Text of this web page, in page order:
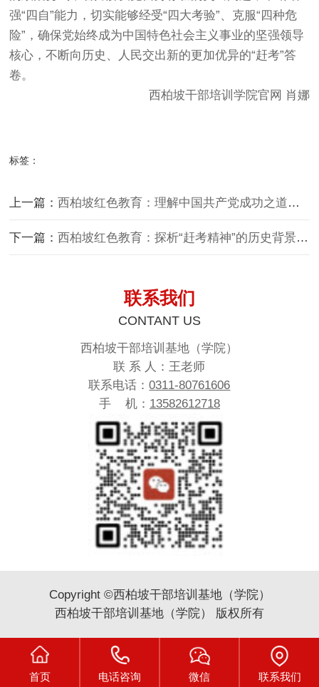
强“四自”能力，切实能够经受“四大考验”、克服“四种危
险”，确保党始终成为中国特色社会主义事业的坚强领导
核心，不断向历史、人民交出新的更加优异的“赶考”答
卷。
西柏坡干部培训学院官网 肖娜
标签：
上一篇：西柏坡红色教育：理解中国共产党成功之道的一把钥匙
下一篇：西柏坡红色教育：探析“赶考精神”的历史背景及其科学内涵
联系我们
CONTANT US
西柏坡干部培训基地（学院）
联 系 人：王老师
联系电话：0311-80761606
手 机： 13582612718
Copyright ©西柏坡干部培训基地（学院）
西柏坡干部培训基地（学院） 版权所有
首页 电话咨询 微信 联系我们